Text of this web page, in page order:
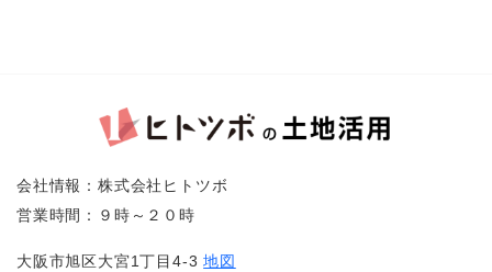
会社情報：株式会社ヒトツボ
営業時間：９時～２０時
大阪市旭区大宮1丁目4-3地図